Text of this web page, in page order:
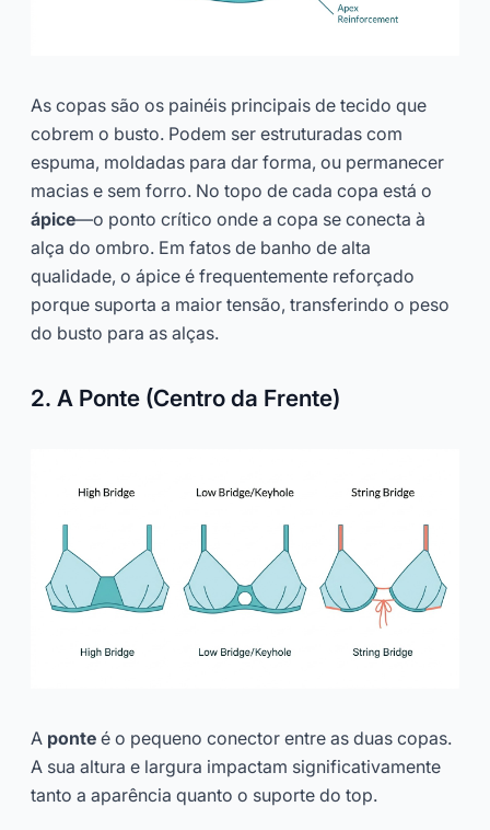
As copas são os painéis principais de tecido que
cobrem o busto. Podem ser estruturadas com
espuma, moldadas para dar forma, ou permanecer
macias e sem forro. No topo de cada copa está o
ápice—o ponto crítico onde a copa se conecta à
alça do ombro. Em fatos de banho de alta
qualidade, o ápice é frequentemente reforçado
porque suporta a maior tensão, transferindo o peso
do busto para as alças.
2. A Ponte (Centro da Frente)
A ponte é o pequeno conector entre as duas copas.
A sua altura e largura impactam significativamente
tanto a aparência quanto o suporte do top.